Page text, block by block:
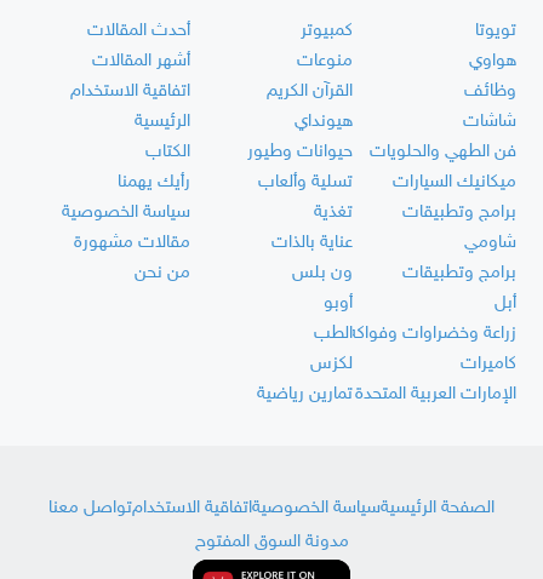
تويوتا
كمبيوتر
هواوي
منوعات
وظائف
القرآن الكريم
شاشات
هيونداي
فن الطهي والحلويات
حيوانات وطيور
ميكانيك السيارات
تسلية وألعاب
برامج وتطبيقات
تغذية
شاومي
عناية بالذات
برامج وتطبيقات
ون بلس
أبل
أوبو
زراعة وخضراوات وفواكهالطب
كاميرات
لكزس
الإمارات العربية المتحدةتمارين رياضية
أحدث المقالات
أشهر المقالات
اتفاقية الاستخدام
الرئيسية
الكتاب
رأيك يهمنا
سياسة الخصوصية
مقالات مشهورة
من نحن
الصفحة الرئيسيةسياسة الخصوصيةاتفاقية الاستخدامتواصل معنا
مدونة السوق المفتوح